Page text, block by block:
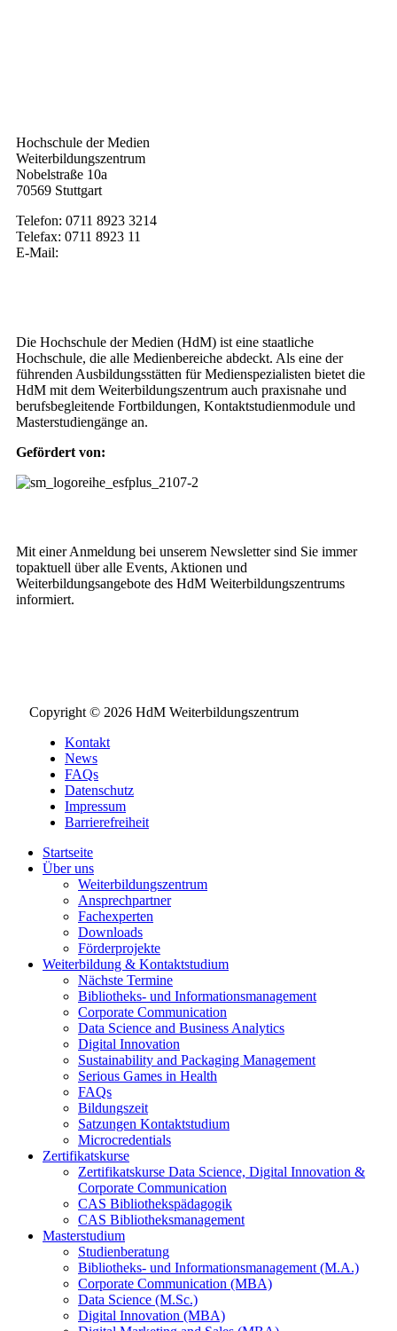
Hochschule der Medien
Weiterbildungszentrum
Nobelstraße 10a
70569 Stuttgart
Telefon: 0711 8923 3214
Telefax: 0711 8923 11
E-Mail:
Die Hochschule der Medien (HdM) ist eine staatliche
Hochschule, die alle Medienbereiche abdeckt. Als eine der
führenden Ausbildungsstätten für Medienspezialisten bietet die
HdM mit dem Weiterbildungszentrum auch praxisnahe und
berufsbegleitende Fortbildungen, Kontaktstudienmodule und
Masterstudiengänge an.
Gefördert von:
Mit einer Anmeldung bei unserem Newsletter sind Sie immer
topaktuell über alle Events, Aktionen und
Weiterbildungsangebote des HdM Weiterbildungszentrums
informiert.
Copyright © 2026 HdM Weiterbildungszentrum
Kontakt
News
FAQs
Datenschutz
Impressum
Barrierefreiheit
Startseite
Über uns
Weiterbildungszentrum
Ansprechpartner
Fachexperten
Downloads
Förderprojekte
Weiterbildung & Kontaktstudium
Nächste Termine
Bibliotheks- und Informationsmanagement
Corporate Communication
Data Science and Business Analytics
Digital Innovation
Sustainability and Packaging Management
Serious Games in Health
FAQs
Bildungszeit
Satzungen Kontaktstudium
Microcredentials
Zertifikatskurse
Zertifikatskurse Data Science, Digital Innovation &
Corporate Communication
CAS Bibliothekspädagogik
CAS Bibliotheksmanagement
Masterstudium
Studienberatung
Bibliotheks- und Informationsmanagement (M.A.)
Corporate Communication (MBA)
Data Science (M.Sc.)
Digital Innovation (MBA)